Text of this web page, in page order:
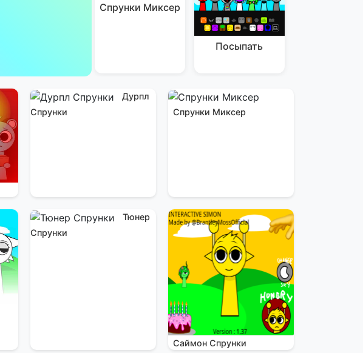
Спрунки Миксер
Посыпать
Дурпл
Спрунки
Спрунки Миксер
Тюнер
Спрунки
Саймон Спрунки